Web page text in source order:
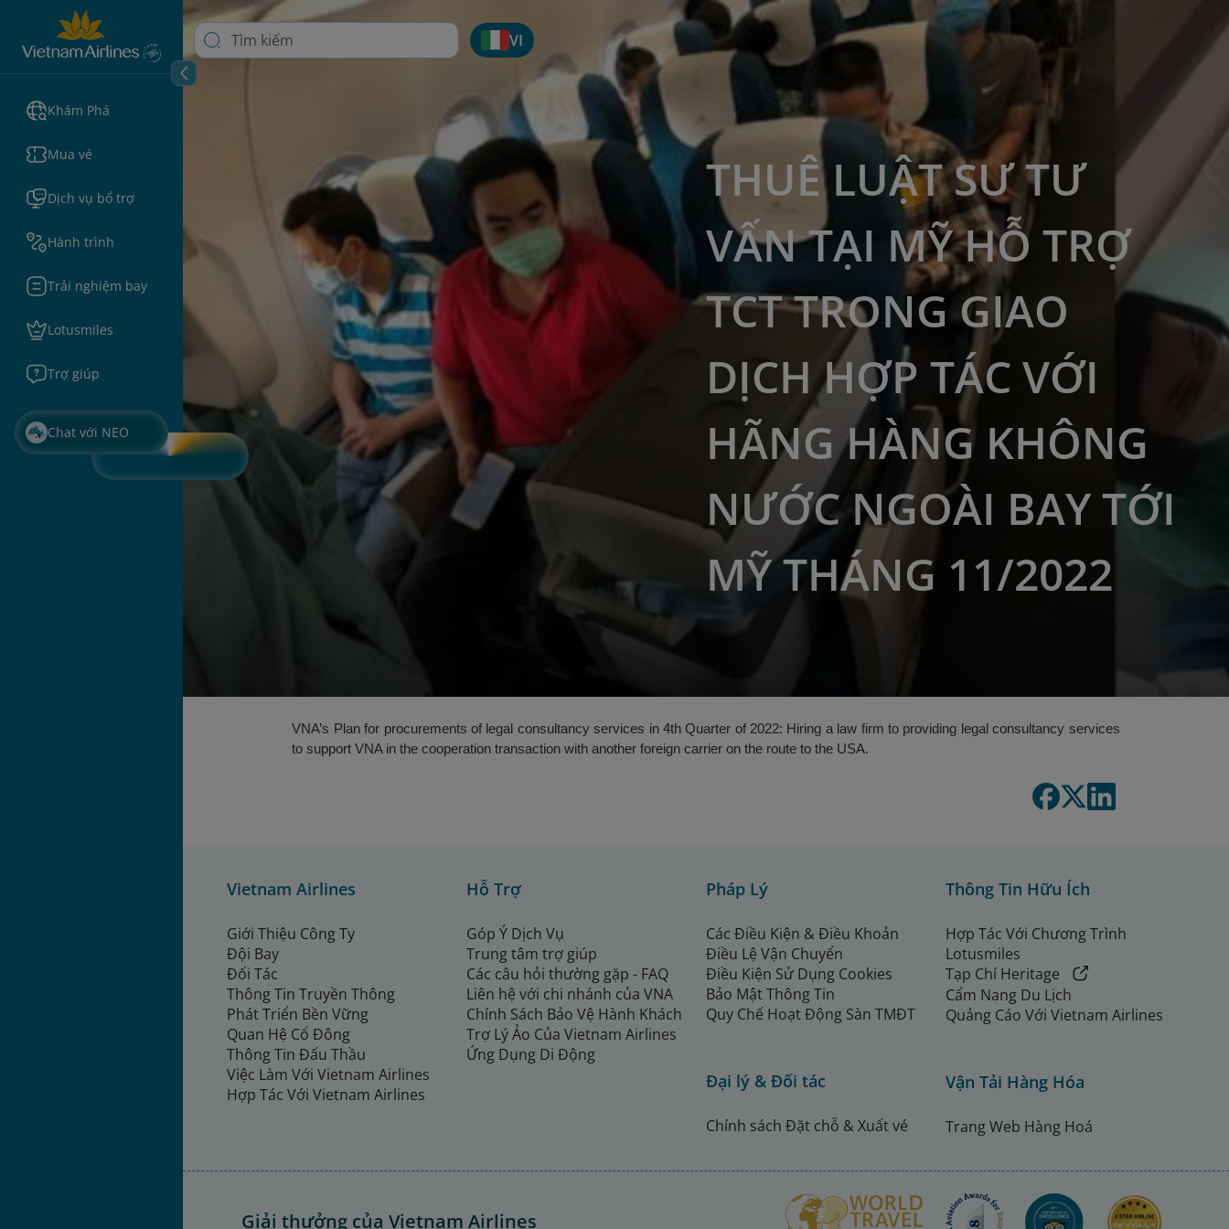
Khám Phá
Mua vé
Dịch vụ bổ trợ
Hành trình
Trải nghiệm bay
Lotusmiles
Trợ giúp
Chat với NEO
VI
THUÊ LUẬT SƯ TƯ
VẤN TẠI MỸ HỖ TRỢ
TCT TRONG GIAO
DỊCH HỢP TÁC VỚI
HÃNG HÀNG KHÔNG
NƯỚC NGOÀI BAY TỚI
MỸ THÁNG 11/2022
VNA’s Plan for procurements of legal consultancy services in 4th Quarter of 2022: Hiring a law firm to providing legal consultancy services
to support VNA in the cooperation transaction with another foreign carrier on the route to the USA.
Vietnam Airlines
Giới Thiệu Công Ty
Đội Bay
Đối Tác
Thông Tin Truyền Thông
Phát Triển Bền Vững
Quan Hệ Cổ Đông
Thông Tin Đấu Thầu
Việc Làm Với Vietnam Airlines
Hợp Tác Với Vietnam Airlines
Hỗ Trợ
Góp Ý Dịch Vụ
Trung tâm trợ giúp
Các câu hỏi thường gặp - FAQ
Liên hệ với chi nhánh của VNA
Chính Sách Bảo Vệ Hành Khách
Trợ Lý Ảo Của Vietnam Airlines
Ứng Dụng Di Động
Pháp Lý
Các Điều Kiện & Điều Khoản
Điều Lệ Vận Chuyển
Điều Kiện Sử Dụng Cookies
Bảo Mật Thông Tin
Quy Chế Hoạt Động Sàn TMĐT
Đại lý & Đối tác
Chính sách Đặt chỗ & Xuất vé
Thông Tin Hữu Ích
Hợp Tác Với Chương Trình
Lotusmiles
Tạp Chí Heritage
Cẩm Nang Du Lịch
Quảng Cáo Với Vietnam Airlines
Vận Tải Hàng Hóa
Trang Web Hàng Hoá
Giải thưởng của Vietnam Airlines